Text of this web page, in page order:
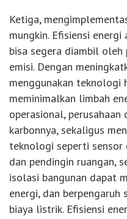
Ketiga,
mungkin. Efisiensi
bisa segera diambil oleh
emisi. Dengan
menggunakan teknologi
meminimalkan limbah
operasional,
karbonnya, sekaligus
teknologi seperti sensor
dan pendingin ruangan,
isolasi bangunan dapat
energi, dan
biaya listrik. Efisiensi